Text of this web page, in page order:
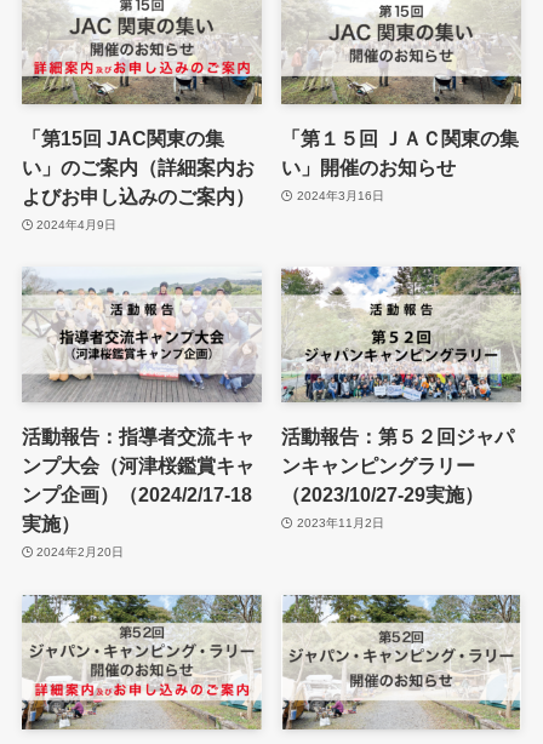
「第15回 JAC関東の集
い」のご案内（詳細案内お
よびお申し込みのご案内）
2024年4月9日
「第１５回 ＪＡＣ関東の集
い」開催のお知らせ
2024年3月16日
活動報告：指導者交流キャ
ンプ大会（河津桜鑑賞キャ
ンプ企画）（2024/2/17-18
実施）
2024年2月20日
活動報告：第５２回ジャパ
ンキャンピングラリー
（2023/10/27-29実施）
2023年11月2日